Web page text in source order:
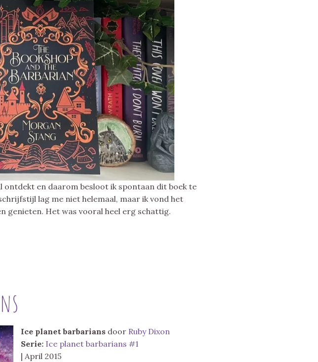
ontdekt en daarom besloot ik spontaan dit boek te
lag me niet helemaal, maar ik vond het
genieten. Het was vooral heel erg schattig.
Ice planet barbarians door Ruby Dixon
Serie: Ice planet barbarians #1
| April 2015